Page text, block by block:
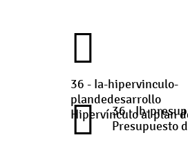
36 - Ia-hipervinculo-
plandedesarrollo
Hipervínculo al plan
36 - Ib-
Presupuesto